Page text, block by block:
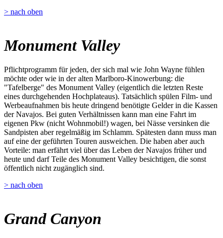
> nach oben
Monument Valley
Pflichtprogramm für jeden, der sich mal wie John Wayne fühlen
möchte oder wie in der alten Marlboro-Kinowerbung: die
"Tafelberge" des Monument Valley (eigentlich die letzten Reste
eines durchgehenden Hochplateaus). Tatsächlich spülen Film- und
Werbeaufnahmen bis heute dringend benötigte Gelder in die Kassen
der Navajos. Bei guten Verhältnissen kann man eine Fahrt im
eigenen Pkw (nicht Wohnmobil!) wagen, bei Nässe versinken die
Sandpisten aber regelmäßig im Schlamm. Spätesten dann muss man
auf eine der geführten Touren ausweichen. Die haben aber auch
Vorteile: man erfährt viel über das Leben der Navajos früher und
heute und darf Teile des Monument Valley besichtigen, die sonst
öffentlich nicht zugänglich sind.
> nach oben
Grand Canyon